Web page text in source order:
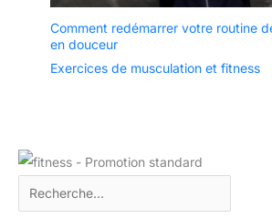
Comment redémarrer votre routine
en douceur
Exercices de musculation et fitness